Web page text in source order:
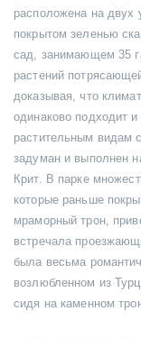
расположена на двух
покрытом зеленью
сад, занимающем 35
растений
доказывая, что
одинаково подходит
растительным видам
задуман и выполнен
Крит. В парке
которые раньше
мраморный трон,
встречала
была весьма
возлюбленном из
сидя на каменном